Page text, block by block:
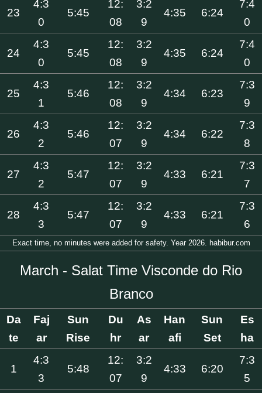
23
4:3
0
5:45
12:
08
3:2
9
4:35 6:24
7:4
0
24
4:3
0
5:45
12:
08
3:2
9
4:35 6:24
7:4
0
25
4:3
1
5:46
12:
08
3:2
9
4:34 6:23
7:3
9
26
4:3
2
5:46
12:
07
3:2
9
4:34 6:22
7:3
8
27
4:3
2
5:47
12:
07
3:2
9
4:33 6:21
7:3
7
28
4:3
3
5:47
12:
07
3:2
9
4:33 6:21
7:3
6
Exact time, no minutes were added for safety. Year 2026. habibur.com
March - Salat Time Visconde do Rio
Branco
Da
te
Faj
ar
Sun
Rise
Du
hr
As
ar
Han
afi
Sun
Set
Es
ha
1
4:3
3
5:48
12:
07
3:2
9
4:33 6:20
7:3
5